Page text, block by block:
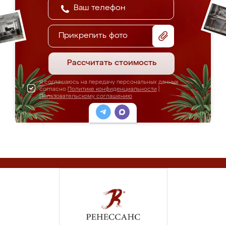
Прикрепить фото
Рассчитать стоимость
Я соглашаюсь на передачу персональных данных
согласно Политике конфиденциальности
Пользовательскому соглашению